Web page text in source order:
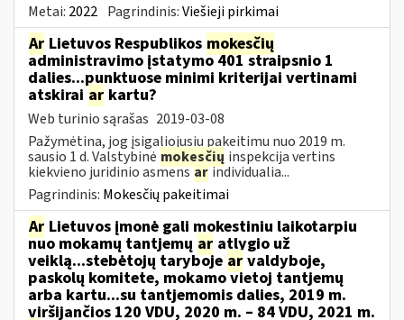
Metai: 2022 Pagrindinis:Viešieji pirkimai
Ar Lietuvos Respublikos mokesčių
administravimo įstatymo 401 straipsnio 1
dalies...punktuose minimi kriterijai vertinami
atskirai ar kartu?
Web turinio sąrašas 2019-03-08
Pažymėtina, jog įsigaliojusiu pakeitimu nuo 2019 m.
sausio 1 d. Valstybinė mokesčių inspekcija vertins
kiekvieno juridinio asmensarindividualia...
Pagrindinis: Mokesčių pakeitimai
Ar Lietuvos įmonė gali mokestiniu laikotarpiu
nuo mokamų tantjemų ar atlygio už
veiklą...stebėtojų taryboje ar valdyboje,
paskolų komitete, mokamo vietoj tantjemų
arba kartu...su tantjemomis dalies, 2019 m.
viršijančios 120 VDU, 2020 m. – 84 VDU, 2021 m.